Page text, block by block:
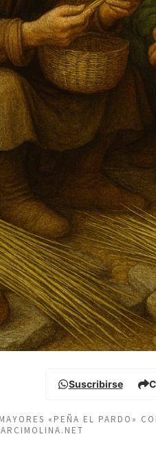
Suscribirse
«PEÑA EL PARDO»